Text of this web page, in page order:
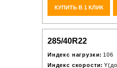
КУПИТЬ В 1 КЛИК
285/40R22
Индекс нагрузки: 106
Индекс скорости: